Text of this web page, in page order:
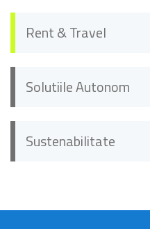
Rent & Travel
Solutiile Autonom
Sustenabilitate